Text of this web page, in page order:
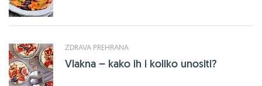
ZDRAVA PREHRANA
Vlakna – kako ih i koliko unositi?